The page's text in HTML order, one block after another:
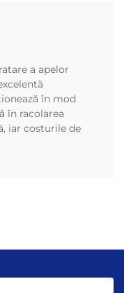
a apelor
în mod
în racolarea
iar costurile de